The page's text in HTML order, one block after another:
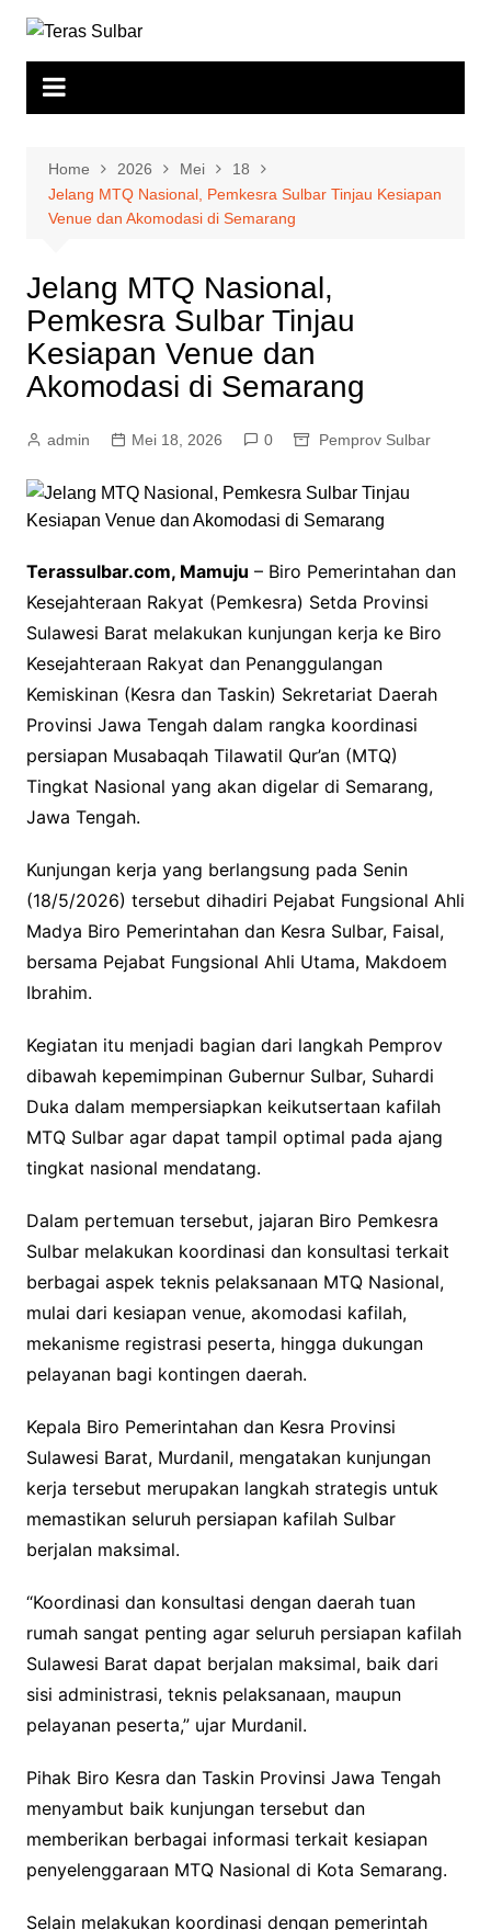
content
Home 2026 Mei
18
Jelang MTQ Nasional, Pemkesra Sulbar Tinjau Kesiapan
Venue dan Akomodasi di Semarang
Jelang MTQ Nasional,
Pemkesra Sulbar Tinjau
Kesiapan Venue dan
Akomodasi di Semarang
admin Mei 18, 2026 0 Pemprov Sulbar
Terassulbar.com, Mamuju – Biro Pemerintahan dan
Kesejahteraan Rakyat (Pemkesra) Setda Provinsi
Sulawesi Barat melakukan kunjungan kerja ke Biro
Kesejahteraan Rakyat dan Penanggulangan
Kemiskinan (Kesra dan Taskin) Sekretariat Daerah
Provinsi Jawa Tengah dalam rangka koordinasi
persiapan Musabaqah Tilawatil Qur’an (MTQ)
Tingkat Nasional yang akan digelar di Semarang,
Jawa Tengah.
Kunjungan kerja yang berlangsung pada Senin
(18/5/2026) tersebut dihadiri Pejabat Fungsional Ahli
Madya Biro Pemerintahan dan Kesra Sulbar, Faisal,
bersama Pejabat Fungsional Ahli Utama, Makdoem
Ibrahim.
Kegiatan itu menjadi bagian dari langkah Pemprov
dibawah kepemimpinan Gubernur Sulbar, Suhardi
Duka dalam mempersiapkan keikutsertaan kafilah
MTQ Sulbar agar dapat tampil optimal pada ajang
tingkat nasional mendatang.
Dalam pertemuan tersebut, jajaran Biro Pemkesra
Sulbar melakukan koordinasi dan konsultasi terkait
berbagai aspek teknis pelaksanaan MTQ Nasional,
mulai dari kesiapan venue, akomodasi kafilah,
mekanisme registrasi peserta, hingga dukungan
pelayanan bagi kontingen daerah.
Kepala Biro Pemerintahan dan Kesra Provinsi
Sulawesi Barat, Murdanil, mengatakan kunjungan
kerja tersebut merupakan langkah strategis untuk
memastikan seluruh persiapan kafilah Sulbar
berjalan maksimal.
“Koordinasi dan konsultasi dengan daerah tuan
rumah sangat penting agar seluruh persiapan kafilah
Sulawesi Barat dapat berjalan maksimal, baik dari
sisi administrasi, teknis pelaksanaan, maupun
pelayanan peserta,” ujar Murdanil.
Pihak Biro Kesra dan Taskin Provinsi Jawa Tengah
menyambut baik kunjungan tersebut dan
memberikan berbagai informasi terkait kesiapan
penyelenggaraan MTQ Nasional di Kota Semarang.
Selain melakukan koordinasi dengan pemerintah